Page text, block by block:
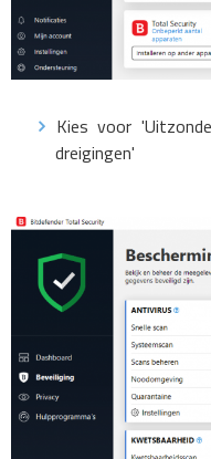
Kies voor
dreigingen'